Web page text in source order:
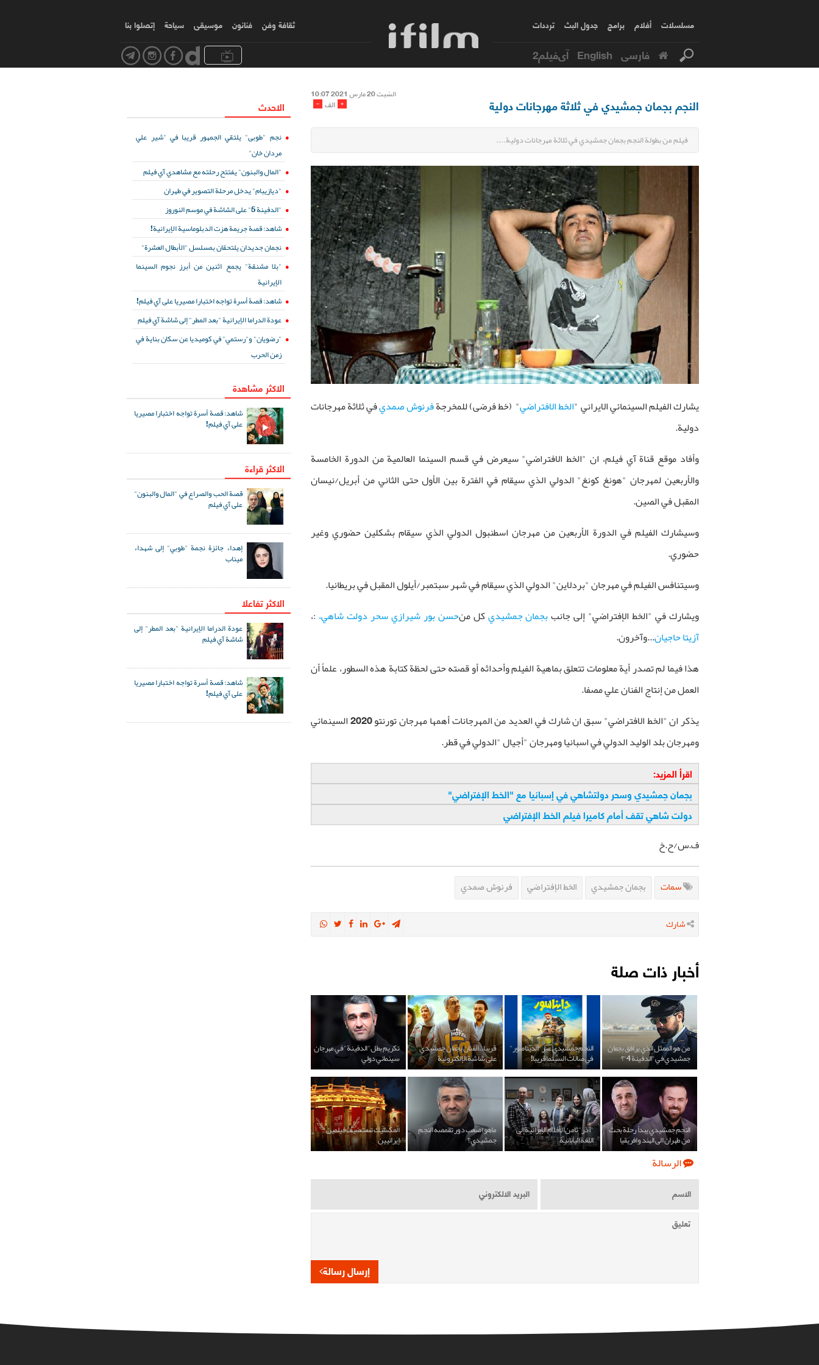
مسلسلات أفلام برامج جدول البث ترددات ثقافة وفن فنانون موسیقی سياحة إتصلوا بنا
فارسی English آی‌فیلم2
السّبت 20 مارس 2021 10:07
- الف + النجم بجمان جمشيدي في ثلاثة مهرجانات دولية
فيلم من بطولة النجم بجمان جمشيدي في ثلاثة مهرجانات دولية....
يشارك الفيلم السينمائي الايراني "الخط الافتراضي" (خط فرضى) للمخرجةفرنوش صمديفي ثلاثة مهرجانات
دولية.
وأفاد موقع قناة آي فيلم، ان "الخط الافتراضي" سيعرض في قسم السينما العالمية من الدورة الخامسة
والأربعين لمهرجان "هونغ كونغ" الدولي الذي سيقام في الفترة بين الأول حتى الثاني من أبريل/نيسان
المقبل في الصين.
وسيشارك الفيلم في الدورة الأربعين من مهرجان اسطنبول الدولي الذي سيقام بشكلين حضوري وغير
حضوري.
وسيتنافس الفيلم في مهرجان "بردلاين" الدولي الذي سيقام في شهر سبتمبر/أيلول المقبل في بريطانيا.
ويشارك في "الخط الإفتراضي" إلى جانببجمان جمشيديكل من : سحر دولت شاهي،حسن بور شيرازي
،
آزيتا حاجيان...وآخرون.
هذا فيما لم تصدر أية معلومات تتعلق بماهية الفيلم وأحداثه أو قصته حتى لحظة كتابة هذه السطور، علماً أن
العمل من إنتاج الفنان علي مصفا.
يذكر ان "الخط الافتراضي" سبق ان شارك في العديد من المهرجانات أهمها مهرجان تورنتو 2020 السينمائي
ومهرجان بلد الوليد الدولي في اسبانيا ومهرجان "أجيال"الدولي في قطر.
اقرأ المزيد:
بجمان جمشيدي وسحر دولتشاهي في إسبانيا مع "الخط الإفتراضي"
دولت شاهي تقف أمام كاميرا فيلم الخط الإفتراضي
ف.س/ح.خ
سمات بجمان جمشيدي الخط الإفتراضي فرنوش صمدي
شارك
أخبار ذات صلة
من هو الممثل الذي يرافق بجمان
جمشيدي في "الدفينة 4"؟
النجم جمشيدي عبر "الديناصور"
في صالات السينما قريبا!
قريبا.. الفنان بجمان جمشيدي
على شاشة الإلكترونية
تكريم بطل "الدفينة" في مهرجان
سينمائي دولي
النجم جمشيدي يبدأ رحلة بحث
من طهران الى الهند وافريقيا
"آذر" ثامن الأفلام الإيرانية إلى
اللغة اليابانية
ماهو اصعب دور تقمصه النجم
جمشيدي؟
المكسيك تستضيف فيلمين
إيرانيين
الرسالة
إرسال رسالة
الاحدث
نجم "طوبى" يلتقي الجمهور قريبا في "شير علي
مردان خان"
"المال والبنون" يفتتح رحلته مع مشاهدي آي فيلم
"ديازيبام" يدخل مرحلة التصوير في طهران
"الدفينة 5" على الشاشة في موسم النوروز
شاهد: قصة جريمة هزت الدبلوماسية الإيرانية!
نجمان جديدان يلتحقان بمسلسل "الأبطال العشرة"
"بلا مشنقة" يجمع اثنين من أبرز نجوم السينما
الإيرانية
شاهد: قصة أسرة تواجه اختبارا مصيريا على آي فيلم!
عودة الدراما الإيرانية "بعد المطر" إلى شاشة آي فيلم
"رضويان" و"رستمي" في كوميديا عن سكان بناية في
زمن الحرب
الاكثر مشاهدة
شاهد: قصة أسرة تواجه اختبارا مصيريا
على آي فيلم!
الاكثر قراءة
قصة الحب والصراع في "المال والبنون"
على آي فيلم
إهداء جائزة نجمة "طوبي" إلى شهداء
ميناب
الاکثر تفاعلا
عودة الدراما الإيرانية "بعد المطر" إلى
شاشة آي فيلم
شاهد: قصة أسرة تواجه اختبارا مصيريا
على آي فيلم!